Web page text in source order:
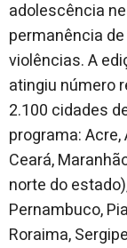
adolescência
permanência
violências. A
atingiu número
2.100 cidades
programa: Acre,
Ceará,
norte do
Pernambuco,
Roraima,